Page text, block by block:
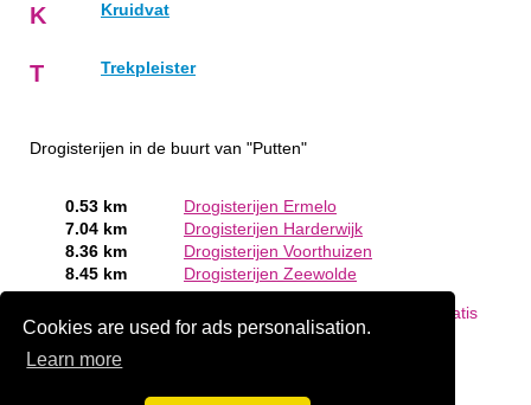
Cookies are used for ads personalisation.
Learn more
K Kruidvat
T Trekpleister
Drogisterijen in de buurt van "Putten"
0.53 km
Drogisterijen Ermelo
7.04 km
Drogisterijen Harderwijk
8.36 km
Drogisterijen Voorthuizen
8.45 km
Drogisterijen Zeewolde
Meld een bedrijf gratis
aan